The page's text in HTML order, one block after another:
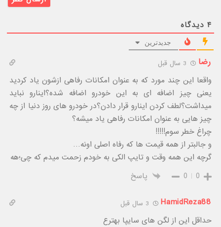
۴ دیدگاه
جدیدترین
رضا 3 سال قبل
واقعا این چند مورد که به عنوان امکانات رفاهی ازشون یاد کردید
یعنی چیز اضافه ای به این خودرو اضافه شده؟اینارو نباید
میداشت؟لطف کردن اینارو قرار دادن؟در خودرو های روز دنیا از چه
چیز هایی به عنوان امکانات رفاهی یاد میشه؟
چراغ خطر سوم!!!!!
و جالبتر از همه قیمت ها که رفاه اصلی اونه…
گرچه این همه وقت و تایپ الکی به خودم زحمت میدم که چی؛هه
0
0 پاسخ
HamidReza88
حداقل این از لگن های سایپا بهترع